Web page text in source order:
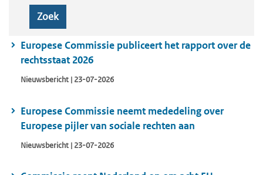
Zoek
Europese Commissie publiceert het rapport over de
rechtsstaat 2026
Nieuwsbericht | 23-07-2026
Europese Commissie neemt mededeling over
Europese pijler van sociale rechten aan
Nieuwsbericht | 23-07-2026